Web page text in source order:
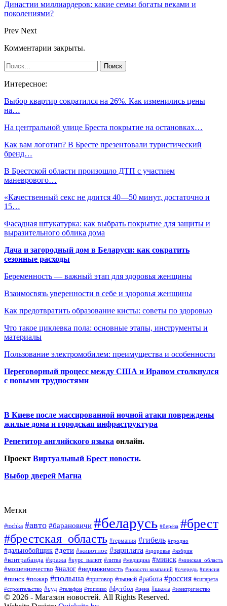
Династии миллиардеров: какие семьи богаты веками и
поколениями?
Prev Next
Комментарии закрыты.
Интересное:
Выбор квартир сократился на 26%. Как изменились цены
на…
На центральной улице Бреста покрытие на остановках…
Как вам логотип? В Бресте презентовали туристический
бренд…
В Брестской области произошло ДТП с участием
маневрового…
«Качественный секс не длится 40—50 минут, достаточно и
15…
Фасадная штукатурка: как выбрать покрытие для защиты и
выразительного облика дома
Дача и загородный дом в Беларуси: как сократить
сезонные расходы
Беременность — важный этап для здоровья женщины
Взаимосвязь уверенности в себе и здоровья женщины
Как предотвратить образование кисты: советы по здоровью
Что такое циклевка пола: основные этапы, инструменты и
материалы
Пользование электромобилем: преимущества и особенности
Переговорный процесс между США и Ираном столкнулся
с новыми трудностями
В Киеве после массированной ночной атаки повреждены
жилые дома и городская инфраструктура
Репетитор английского языка онлайн.
Проект Виртуальный Брест новости.
Выбор дверей Магна
Метки
#tochka #авто #барановичи #беларусь #берёза #брест
#брестская_область #германия #гибель #гродно
#дальнобойщик #дети #животное #зарплата #здоровье #кобрин
#контрабанда #кража #курс_валют #литва #медицина #минск #минская_область
#мошенничество #налог #недвижимость #новости компаний #очередь #пенсия
#пинск #пожар #польша #приговор #пьяный #работа #россия #сигарета
#строительство #суд #телефон #топливо #футбол #цена #школа #электричество
© 2026 - Магазин новостей. All Rights Reserved.